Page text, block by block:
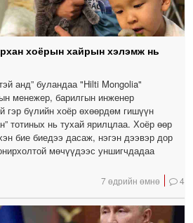
хоёрын хайрын хэлэмж нь
анд” буландаа "Hilti Mongolia"
менежер, барилгын инженер
гэр бүлийн хоёр өхөөрдөм гишүүн
тотиных нь тухай ярилцлаа. Хоёр өөр
бие биедээ дасаж, нэгэн дээвэр дор
мөчүүдээс уншигчдадаа
7 өдрийн өмнө 4